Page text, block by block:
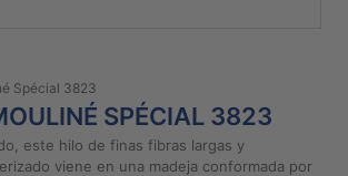
Spécial 3823
SPÉCIAL 3823
este hilo de finas fibras largas y
viene en una madeja conformada por